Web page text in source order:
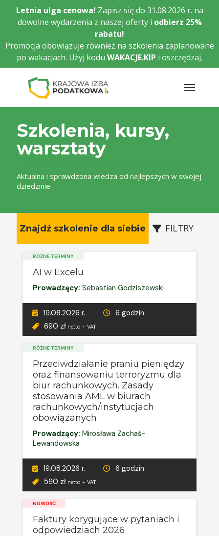
Przejdź
treści
Letnia ulga cenowa! Zapisz się do 31.08.2026 r. na
dowolne wydarzenia z naszej oferty i odbierz 25%
rabatu!
Promocja obowiązuje również na szkolenia zaplanowane
po wakacjach. Użyj kodu WAKACJE.KIP i oszczędzaj.
Szkolenia, kursy,
warsztaty
Aktualna i sprawdzona wiedza od najlepszych w swojej
dziedzinie
Znajdź szkolenie dla siebie FILTRY
RÓŻNE TERMINY
AI w Excelu
Prowadzący: Sebastian Godziszewski
19.08.2026 r.
6 godzin
690 zł netto + VAT
RÓŻNE TERMINY
Przeciwdziałanie praniu pieniędzy
oraz finansowaniu terroryzmu dla
biur rachunkowych. Zasady
stosowania AML w biurach
rachunkowych/instytucjach
obowiązanych
Prowadzący: Mirosława Zachaś-
Lewandowska
19.08.2026 r.
6 godzin
590 zł netto + VAT
NOWOŚĆ
Faktury korygujące w pytaniach i
odpowiedziach 2026